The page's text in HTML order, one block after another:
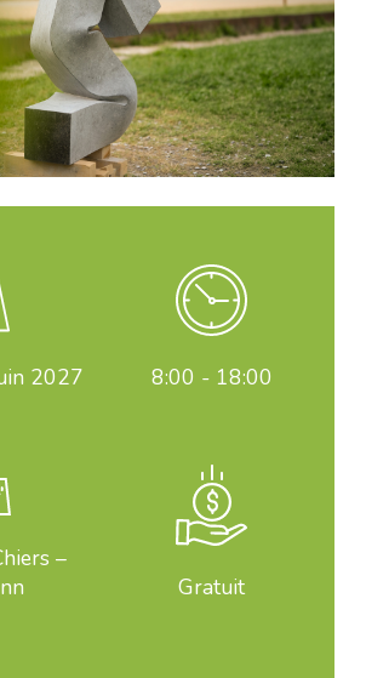
2027 8:00 - 18:00
–
Gratuit